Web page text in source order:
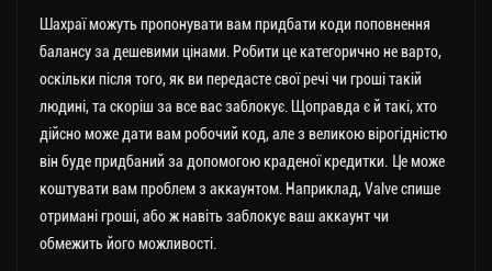
Шахраї можуть пропонувати вам придбати коди поповнення
балансу за дешевими цінами. Робити це категорично не варто,
оскільки після того, як ви передасте свої речі чи гроші такій
людині, та скоріш за все вас заблокує. Щоправда є й такі, хто
дійсно може дати вам робочий код, але з великою вірогідністю
він буде придбаний за допомогою краденої кредитки. Це може
коштувати вам проблем з аккаунтом. Наприклад, Valve спише
отримані гроші, або ж навіть заблокує ваш аккаунт чи
обмежить його можливості.